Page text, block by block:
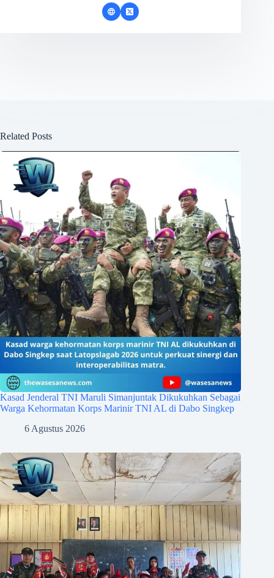
Related Posts
Kasad Jenderal TNI Maruli Simanjuntak Dikukuhkan Sebagai
Warga Kehormatan Korps Marinir TNI AL di Dabo Singkep
6 Agustus 2026